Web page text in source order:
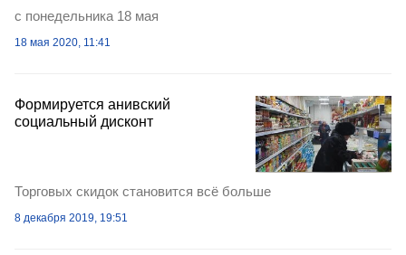
с понедельника 18 мая
18 мая 2020, 11:41
Формируется анивский
социальный дисконт
Торговых скидок становится всё больше
8 декабря 2019, 19:51